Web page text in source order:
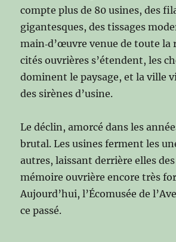
compte plus de 80 usines, des
gigantesques, des tissages
main‑d’œuvre venue de toute la
cités ouvrières s’étendent, les
dominent le paysage, et la ville
des sirènes d’usine.
Le déclin, amorcé dans les
brutal. Les usines ferment les
autres, laissant derrière elles
mémoire ouvrière encore très
Aujourd’hui, l’Écomusée de
ce passé.